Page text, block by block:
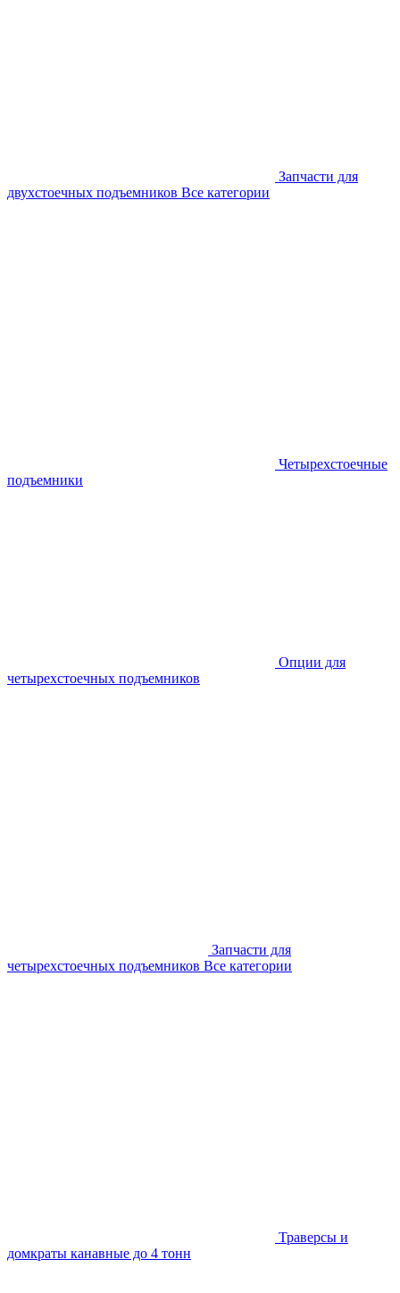
Запчасти для
двухстоечных подъемников Все категории
Четырехстоечные
подъемники
Опции для
четырехстоечных подъемников
Запчасти для
четырехстоечных подъемников Все категории
Траверсы и
домкраты канавные до 4 тонн